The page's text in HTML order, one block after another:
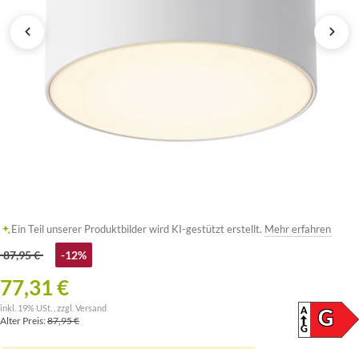
Ein Teil unserer Produktbilder wird KI-gestützt erstellt. Mehr erfahren
87,95 € -12%
77,31 €
A
G
G
inkl. 19% USt. , zzgl. Versand
Alter Preis:87,95 €